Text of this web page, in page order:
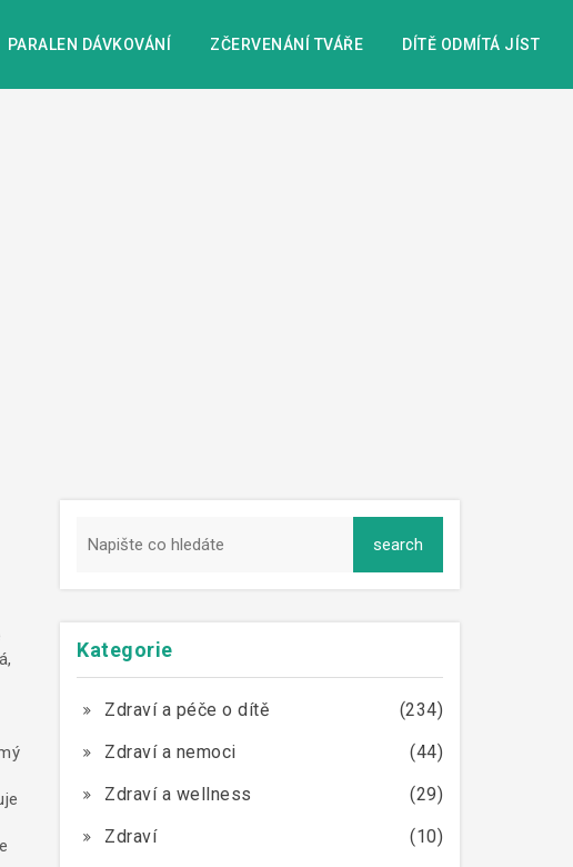
PARALEN DÁVKOVÁNÍ ZČERVENÁNÍ TVÁŘE DÍTĚ ODMÍTÁ JÍST
Kategorie
Zdraví a péče o dítě
(234)
Zdraví a nemoci
(44)
Zdraví a wellness
(29)
Zdraví
(10)